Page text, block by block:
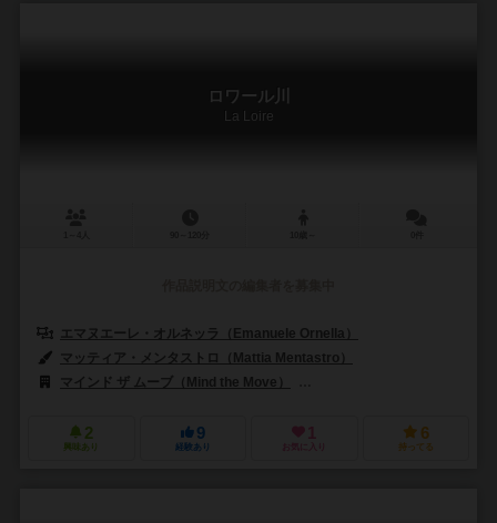
ロワール川
La Loire
エマヌエーレ・オルネッラ（Emanuele Ornella）
マッティア・メンタストロ（Mattia Mentastro）
マインド ザ ムーブ（Mind the Move）
2
興味あり
9
経験あり
1
お気に入り
6
持ってる